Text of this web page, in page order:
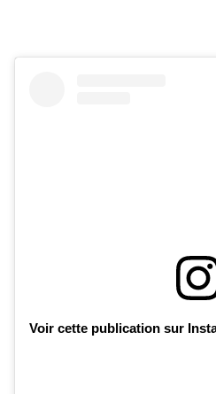
Voir cette publication sur